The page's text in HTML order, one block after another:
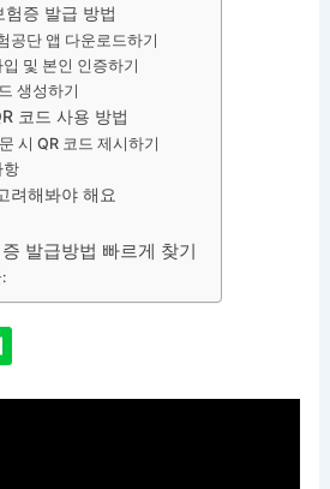
험증 발급 방법
공단 앱 다운로드하기
및 본인 인증하기
생성하기
코드 사용 방법
시 QR 코드 제시하기
항
려해봐야 해요
발급방법 빠르게 찾기